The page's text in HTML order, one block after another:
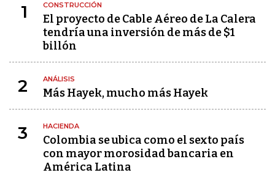
1 CONSTRUCCIÓN
El proyecto de Cable Aéreo de La Calera
tendría una inversión de más de $1
billón
2 ANÁLISIS
Más Hayek, mucho más Hayek
3 HACIENDA
Colombia se ubica como el sexto país
con mayor morosidad bancaria en
América Latina